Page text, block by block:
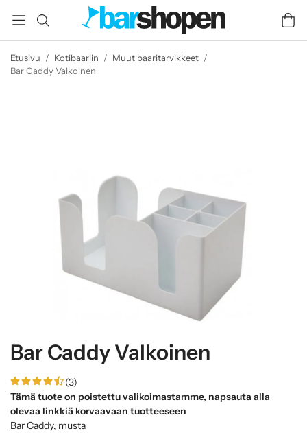
Etusivu / Kotibaariin / Muut baaritarvikkeet /
Bar Caddy Valkoinen
Bar Caddy Valkoinen
(3)
Tämä tuote on poistettu valikoimastamme, napsauta alla
olevaa linkkiä korvaavaan tuotteeseen
Bar Caddy, musta